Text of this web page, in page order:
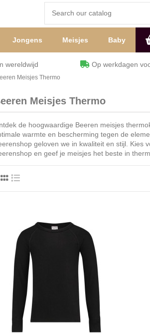
Jongens Meisjes Baby
wereldwijd Op werkdagen
Meisjes Thermo
Meisjes Thermo
de hoogwaardige Beeren meisjes
warmte en bescherming tegen de
geloven we in kwaliteit en stijl. Kies
en geef je meisjes het beste in